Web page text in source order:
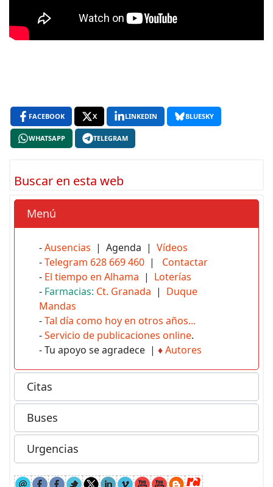
FACEBOOK X LINKEDIN BLUESKY
WHATSAPP TELEGRAM
Buscar en esta web
Menú
-Ausencias | Agenda | Vídeos
-Telegram 628 669 460 | Contactar
- El tiempo en Alhama | Loterías
- Farmacias: Ct. Granada | Duque
Mandas
-Tal día como hoy en otros años...
-Servicio de publicaciones online.
- Tu apoyo se agradece | ♦Autores
Citas
Buses
Urgencias